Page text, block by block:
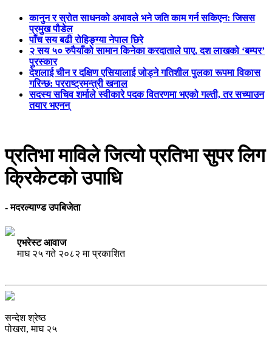
कानुन र स्रोत साधनको अभावले भने जति काम गर्न सकिएन: जिसस
प्रमुख पौडेल
पाँच सय बढी रोहिङ्ग्या नेपाल छिरे
२ सय ५० रुपैयाँको सामान किनेका करदाताले पाए, दश लाखको ‘बम्पर’
पुरस्कार
देशलाई चीन र दक्षिण एसियालाई जोड्ने गतिशील पुलका रूपमा विकास
गरिन्छ: परराष्ट्रमन्त्री खनाल
सदस्य सचिव शर्माले स्वीकारे पदक वितरणमा भएको गल्ती, तर सच्याउन
तयार भएनन्
प्रतिभा माविले जित्यो प्रतिभा सुपर लिग
क्रिकेटको उपाधि
- मदरल्याण्ड उपबिजेता
एभरेस्ट आवाज
माघ २५ गते २०८२ मा प्रकाशित
सन्देश श्रेष्ठ
पोखरा, माघ २५